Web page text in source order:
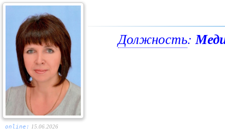
online: 15.06.2026
Должность: